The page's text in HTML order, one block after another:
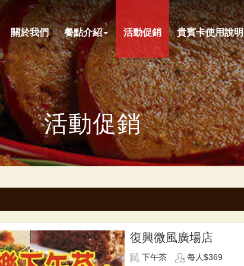
關於我們 餐點介紹 活動促銷 貴賓卡使用說明
活動促銷
復興微風廣場店
下午茶 每人$369